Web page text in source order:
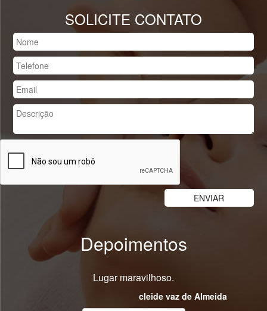
SOLICITE CONTATO
Depoimentos
Lugar maravilhoso.
cleide vaz de Almeida
Previous